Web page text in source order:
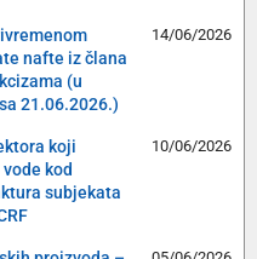
nafte iz člana
(u
21.06.2026.)
14/06/2026
koji
kod
subjekata
10/06/2026